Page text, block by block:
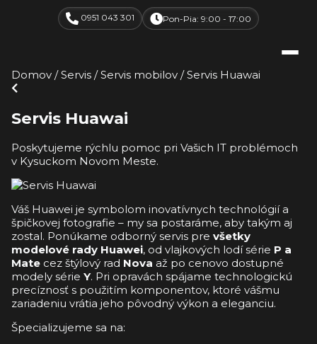
0951 043 301 Pon-Pia: 9:00 - 17:00
Domov / Servis / Servis mobilov / Servis Huawai
Servis Huawai
Poskytujeme rýchlu pomoc pri Vašich IT problémoch
v Kysuckom Novom Meste.
Váš Huawei je symbolom inovatívnych technológií a
špičkovej fotografie – my sa postaráme, aby takým aj
zostal. Ponúkame odborný servis pre všetky
modelové rady Huawei, od vlajkových lodí série P a
Mate cez štýlový rad Nova až po cenovo dostupné
modely série Y. Pri opravách spájame technologickú
precíznosť s použitím komponentov, ktoré vášmu
zariadeniu vrátia jeho pôvodný výkon a eleganciu.
Špecializujeme sa na: